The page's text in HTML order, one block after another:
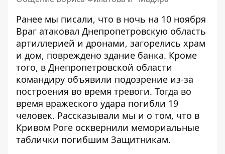
Ранее мы писали, что в ночь на 10 ноября
Враг атаковал Днепропетровскую область
артиллерией и дронами, загорелись храм
и дом, повреждено здание банка. Кроме
того, в Днепропетровской области
командиру объявили подозрение из-за
построения во время тревоги. Тогда во
время вражеского удара погибли 19
человек. Рассказывали мы и о том, что в
Кривом Роге осквернили мемориальные
таблички погибшим Защитникам.